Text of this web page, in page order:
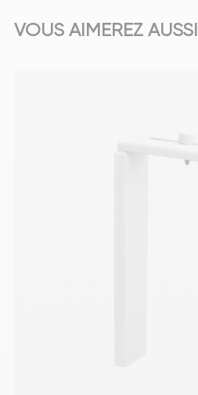
VOUS AIMEREZ AUSSI